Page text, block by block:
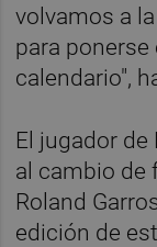
volvamos a
para ponerse
calendario",
El jugador
al cambio de
Roland
edición de